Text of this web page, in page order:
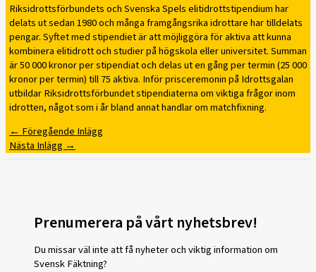
Riksidrottsförbundets och Svenska Spels elitidrottstipendium har
delats ut sedan 1980 och många framgångsrika idrottare har tilldelats
pengar. Syftet med stipendiet är att möjliggöra för aktiva att kunna
kombinera elitidrott och studier på högskola eller universitet. Summan
är 50 000 kronor per stipendiat och delas ut en gång per termin (25 000
kronor per termin) till 75 aktiva. Inför prisceremonin på Idrottsgalan
utbildar Riksidrottsförbundet stipendiaterna om viktiga frågor inom
idrotten, något som i år bland annat handlar om matchfixning.
←Föregående Inlägg
Nästa Inlägg→
Prenumerera på vårt nyhetsbrev!
Du missar väl inte att få nyheter och viktig information om
Svensk Fäktning?